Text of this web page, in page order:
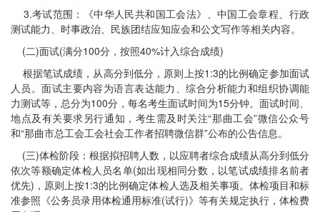
3.考试范围：《中华人民共和国工会法》、中国工会章程、行政
测试能力、时事政治、民族团结应知应会和公文写作等相关内容。
(二)面试(满分100分，按照40%计入综合成绩)
根据笔试成绩，从高分到低分，原则上按1:3的比例确定参加面试
人员。面试主要内容为语言表达能力、综合分析能力和组织协调能
力测试等，总分为100分，每名考生面试时间为15分钟。面试时间、
地点及有关要求另行通知，考生需及时关注“那曲工会”微信公众号
和“那曲市总工会工会社会工作者招聘微信群”公布的公告信息。
(三)体检阶段：根据拟招聘人数，以应聘者综合成绩从高分到低分
依次等额确定体检人员名单(如出现相同分数，以笔试成绩排名前者
优先)，原则上按1:3的比例确定体检人选及相关事项。体检项目和标
准参照《公务员录用体检通用标准(试行)》等有关规定执行，体检费